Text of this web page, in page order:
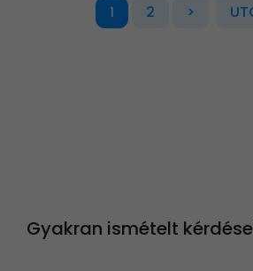
1 2 >
Gyakran ismételt